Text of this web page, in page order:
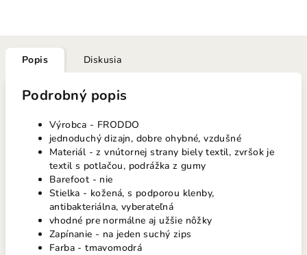
Popis Diskusia
Podrobný popis
Výrobca - FRODDO
jednoduchý dizajn, dobre ohybné, vzdušné
Materiál -z vnútornej strany biely textil, zvršok je
textil s potlačou, podrážka z gumy
Barefoot - nie
Stielka - kožená, s podporou klenby,
antibakteriálna, vyberateľná
vhodné pre normálne aj užšie nôžky
Zapínanie - na jeden suchý zips
Farba - tmavomodrá